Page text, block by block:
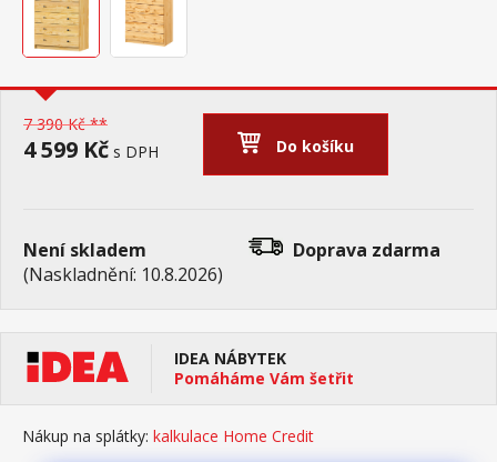
7 390 Kč **
4 599 Kč s DPH Do košíku
Není skladem
(Naskladnění: 10.8.2026)
Doprava zdarma
IDEA NÁBYTEK
Pomáháme Vám šetřit
Nákup na splátky: kalkulace Home Credit